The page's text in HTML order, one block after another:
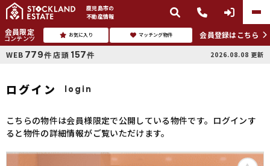
鹿児島市の
不動産情報
会員限定
コンテンツ お気に入り マッチング物件
会員登録はこちら
WEB 779件 店頭 157件 2026.08.08 更新
ログイン login
こちらの物件は会員様限定で公開している物件です。ログインす
ると物件の詳細情報がご覧いただけます。